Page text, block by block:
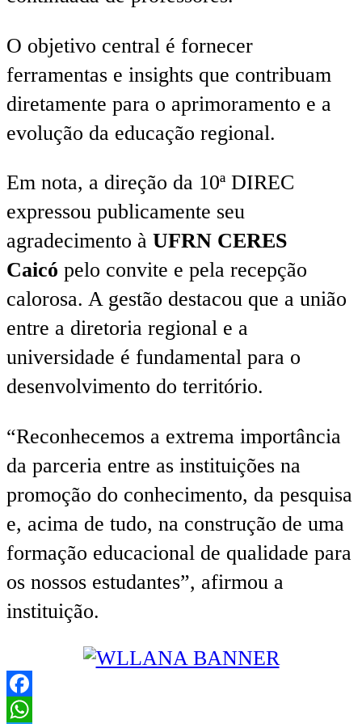
O objetivo central é fornecer
ferramentas e insights que contribuam
diretamente para o aprimoramento e a
evolução da educação regional.
Em nota, a direção da 10ª DIREC
expressou publicamente seu
agradecimento à UFRN CERES
Caicó pelo convite e pela recepção
calorosa. A gestão destacou que a união
entre a diretoria regional e a
universidade é fundamental para o
desenvolvimento do território.
“Reconhecemos a extrema importância
da parceria entre as instituições na
promoção do conhecimento, da pesquisa
e, acima de tudo, na construção de uma
formação educacional de qualidade para
os nossos estudantes”, afirmou a
instituição.
Facebook